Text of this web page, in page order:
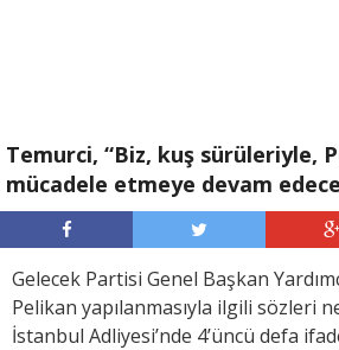
Temurci, “Biz, kuş sürüleriyle,
mücadele etmeye devam
Gelecek Partisi Genel Başkan
Pelikan yapılanmasıyla ilgili sözleri
İstanbul Adliyesi’nde 4’üncü defa